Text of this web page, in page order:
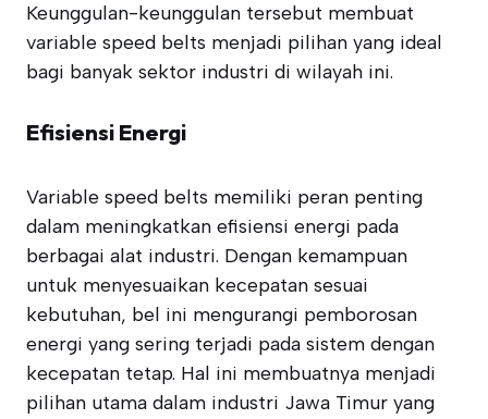
Keunggulan-keunggulan tersebut membuat
variable speed belts menjadi pilihan yang ideal
bagi banyak sektor industri di wilayah ini.
Efisiensi Energi
Variable speed belts memiliki peran penting
dalam meningkatkan efisiensi energi pada
berbagai alat industri. Dengan kemampuan
untuk menyesuaikan kecepatan sesuai
kebutuhan, bel ini mengurangi pemborosan
energi yang sering terjadi pada sistem dengan
kecepatan tetap. Hal ini membuatnya menjadi
pilihan utama dalam industri Jawa Timur yang